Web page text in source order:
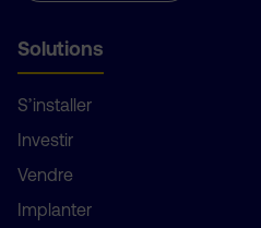
Solutions
S’installer
Investir
Vendre
Implanter